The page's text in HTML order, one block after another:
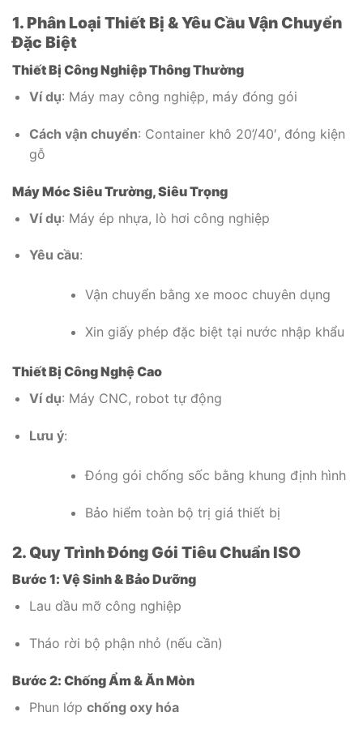
1. Phân Loại Thiết Bị & Yêu Cầu Vận Chuyển
Đặc Biệt
Thiết Bị Công Nghiệp Thông Thường
Ví dụ: Máy may công nghiệp, máy đóng gói
Cách vận chuyển: Container khô 20’/40′, đóng kiện
gỗ
Máy Móc Siêu Trường, Siêu Trọng
Ví dụ: Máy ép nhựa, lò hơi công nghiệp
Yêu cầu:
Vận chuyển bằng xe mooc chuyên dụng
Xin giấy phép đặc biệt tại nước nhập khẩu
Thiết Bị Công Nghệ Cao
Ví dụ: Máy CNC, robot tự động
Lưu ý:
Đóng gói chống sốc bằng khung định hình
Bảo hiểm toàn bộ trị giá thiết bị
2. Quy Trình Đóng Gói Tiêu Chuẩn ISO
Bước 1: Vệ Sinh & Bảo Dưỡng
Lau dầu mỡ công nghiệp
Tháo rời bộ phận nhỏ (nếu cần)
Bước 2: Chống Ẩm & Ăn Mòn
Phun lớp chống oxy hóa